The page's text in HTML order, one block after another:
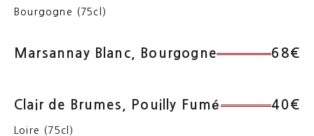
Bourgogne (75cl)
Marsannay Blanc, Bourgogne 68€
Clair de Brumes, Pouilly Fumé 40€
Loire (75cl)